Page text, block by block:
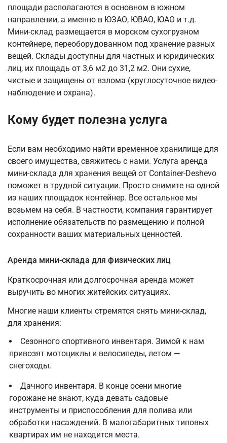
площади располагаются в основном в южном
направлении, а именно в ЮЗАО, ЮВАО, ЮАО и т.д.
Мини-склад размещается в морском сухогрузном
контейнере, переоборудованном под хранение разных
вещей. Склады доступны для частных и юридических
лиц, их площадь от 3,6 м2 до 31,2 м2. Они сухие,
чистые и защищены от взлома (круглосуточное видео-
наблюдение и охрана).
Кому будет полезна услуга
Если вам необходимо найти временное хранилище для
своего имущества, свяжитесь с нами. Услуга аренда
мини-склада для хранения вещей от Container-Deshevo
поможет в трудной ситуации. Просто снимите на одной
из наших площадок контейнер. Все остальное мы
возьмем на себя. В частности, компания гарантирует
исполнение обязательств по размещению и полной
сохранности ваших материальных ценностей.
Аренда мини-склада для физических лиц
Краткосрочная или долгосрочная аренда может
выручить во многих житейских ситуациях.
Многие наши клиенты стремятся снять мини-склад,
для хранения:
Сезонного спортивного инвентаря. Зимой к нам
привозят мотоциклы и велосипеды, летом —
снегоходы.
Дачного инвентаря. В конце осени многие
горожане не знают, куда девать садовые
инструменты и приспособления для полива или
обработки насаждений. В малогабаритных типовых
квартирах им не находится места.